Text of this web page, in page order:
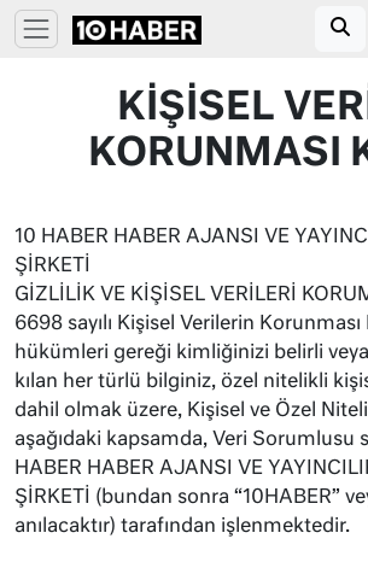
KİŞİSEL
KORUNMASI
10 HABER HABER AJANSI VE
ŞİRKETİ
GİZLİLİK VE KİŞİSEL VERİLERİ
6698 sayılı Kişisel Verilerin Korunması
hükümleri gereği kimliğinizi belirli
kılan her türlü bilginiz, özel nitelikli
dahil olmak üzere, Kişisel ve Özel
aşağıdaki kapsamda, Veri Sorumlusu
HABER HABER AJANSI VE
ŞİRKETİ (bundan sonra “10HABER”
anılacaktır) tarafından işlenmektedir.